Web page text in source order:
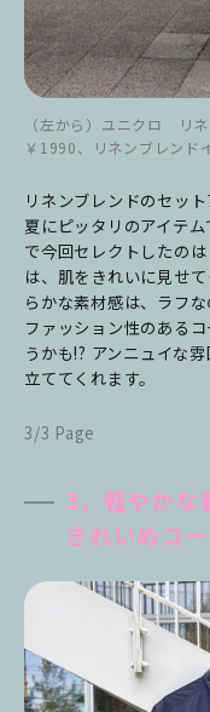
（左から）ユニクロ リ
￥1990、リネンブレンド
リネンブレンドのセッ
夏にピッタリのアイテ
で今回セレクトしたの
は、肌をきれいに見せ
らかな素材感は、ラフ
ファッション性のある
うかも!? アンニュイな
立ててくれます。
3/3 Page
3，軽やかな
きれいめコー